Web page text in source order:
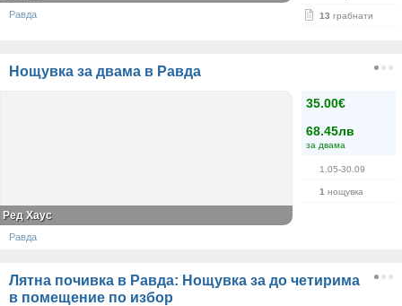
13 грабнати
Равда
Нощувка за двама в Равда
35.00€
68.45лв
за двама
1.05-30.09
1 нощувка
Ред Хаус
Равда
Лятна почивка в Равда: Нощувка за до четирима
в помещение по избор